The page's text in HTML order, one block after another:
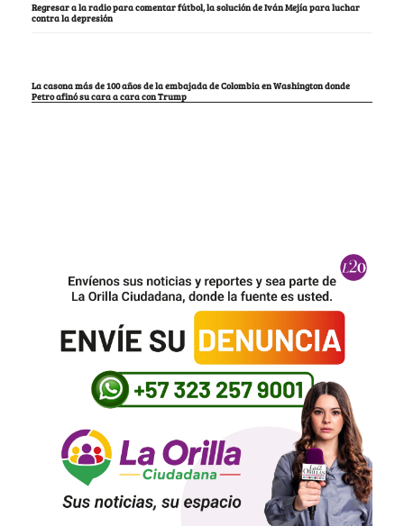
Regresar a la radio para comentar fútbol, la solución de Iván Mejía para luchar
contra la depresión
La casona más de 100 años de la embajada de Colombia en Washington donde
Petro afinó su cara a cara con Trump